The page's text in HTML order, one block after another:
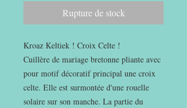
Rupture de stock
Kroaz Keltiek ! Croix Celte !
Cuillère de mariage bretonne pliante avec
pour motif décoratif principal une croix
celte. Elle est surmontée d'une rouelle
solaire sur son manche. La partie du